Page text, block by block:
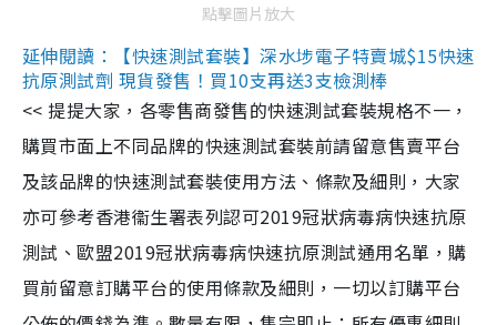
點擊圖片放大
延伸閱讀：【快速測試套裝】深水埗電子特賣城$15快速
抗原測試劑 現貨發售！買10支再送3支檢測棒
<< 提提大家，各零售商發售的快速測試套裝規格不一，
購買市面上不同品牌的快速測試套裝前請留意售賣平台
及該品牌的快速測試套裝使用方法、條款及細則，大家
亦可參考香港衞生署表列認可2019冠狀病毒病快速抗原
測試、歐盟2019冠狀病毒病快速抗原測試通用名單，購
買前留意訂購平台的使用條款及細則，一切以訂購平台